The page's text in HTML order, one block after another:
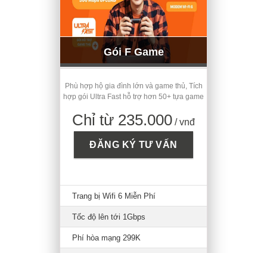
Gói F Game
Phù hợp hộ gia đình lớn và game thủ, Tích
hợp gói Ultra Fast hỗ trợ hơn 50+ tựa game
Chỉ từ 235.000 / vnđ
ĐĂNG KÝ TƯ VẤN
Trang bị Wifi 6 Miễn Phí
Tốc độ lên tới 1Gbps
Phí hòa mạng 299K